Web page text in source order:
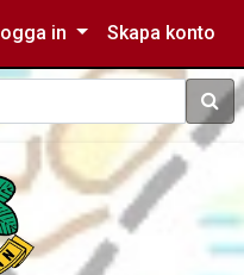
in Skapa konto
Sök